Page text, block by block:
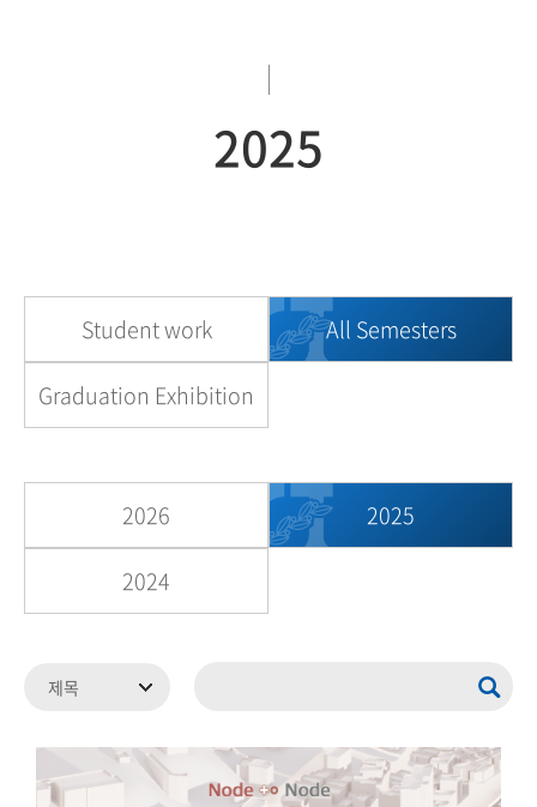
2025
Student work All Semesters
Graduation Exhibition
2026 2025
2024